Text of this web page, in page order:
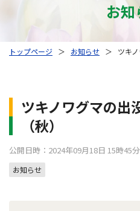
お知
トップページ ＞ お知らせ ＞ ツキ
ツキノワグマの出
（秋）
公開日時：2024年09月18日 15時45分
お知らせ